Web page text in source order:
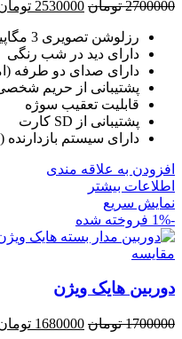
2700000 تومان قیمت
2700000
بود.
2530000
رزلوشن تصویری 3 مگاپیکسل با ضبط 3K(UHD)
دارای دید در شب رنگی
دارای صدای دو طرفه
پشتیبانی از حریم
قابلیت تعقیب سوژه
پشتیبانی از SD کارت
دارای سیستم
افزودن به علاقه مندی
اطلاعات بیشتر
نمایش سریع
-1%
فروخته شده
مقايسه
دوربین هایک ویژن
1700000 تومان قیمت
1680000